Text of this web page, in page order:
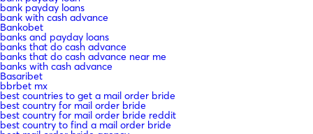
bank payday loans
bank with cash advance
Bankobet
banks and payday loans
banks that do cash advance
banks that do cash advance near me
banks with cash advance
Basaribet
bbrbet mx
best countries to get a mail order bride
best country for mail order bride
best country for mail order bride reddit
best country to find a mail order bride